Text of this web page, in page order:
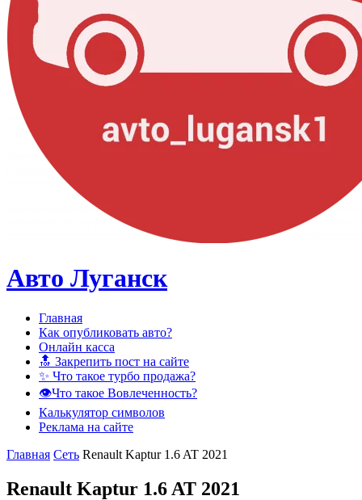
Авто Луганск
Главная
Как опубликовать авто?
Онлайн касса
🔝 Закрепить пост на сайте
✨ Что такое турбо продажа?
👁️Что такое Вовлеченность?
Калькулятор символов
Реклама на сайте
Главная Сеть Renault Kaptur 1.6 AT 2021
Renault Kaptur 1.6 AT 2021